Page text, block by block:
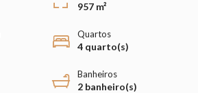
957 m²
Quartos
4 quarto(s)
Banheiros
2 banheiro(s)